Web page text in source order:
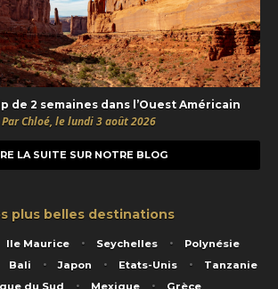
de 2 semaines dans l’Ouest Américain
Par Chloé, le lundi 3 août 2026
LA SUITE SUR NOTRE BLOG
plus belles destinations
Ile Maurice Seychelles
Polynésie
Bali Japon Etats-Unis
Tanzanie
du Sud
Mexique Grèce